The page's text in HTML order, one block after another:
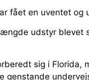
fået en uventet og
udstyr blevet
sig i Florida,
genstande